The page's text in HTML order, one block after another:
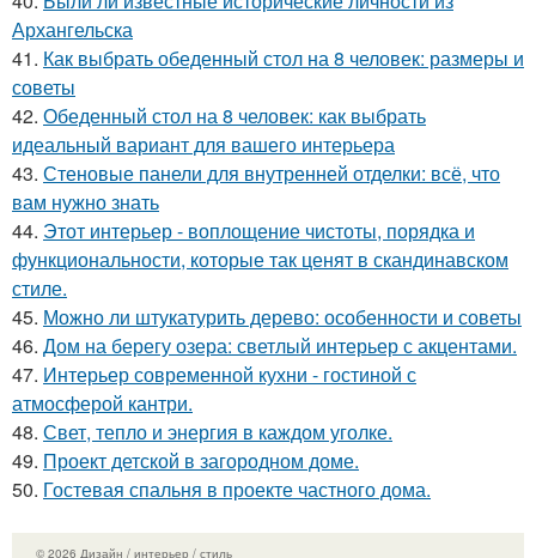
Архангельска
41. Как выбрать обеденный стол на 8 человек: размеры и
советы
42. Обеденный стол на 8 человек: как выбрать
идеальный вариант для вашего интерьера
43. Стеновые панели для внутренней отделки: всё, что
вам нужно знать
44. Этот интерьер - воплощение чистоты, порядка и
функциональности, которые так ценят в скандинавском
стиле.
45. Можно ли штукатурить дерево: особенности и советы
46. Дом на берегу озера: светлый интерьер с акцентами.
47. Интерьер современной кухни - гостиной с
атмосферой кантри.
48. Свет, тепло и энергия в каждом уголке.
49. Проект детской в загородном доме.
50. Гостевая спальня в проекте частного дома.
© 2026 Дизайн / интерьер / стиль